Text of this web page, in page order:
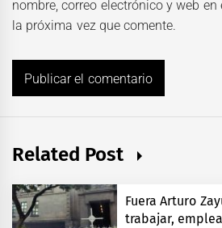
nombre, correo electrónico y web en
la próxima vez que comente.
Related Post
Fuera Arturo
trabajar,